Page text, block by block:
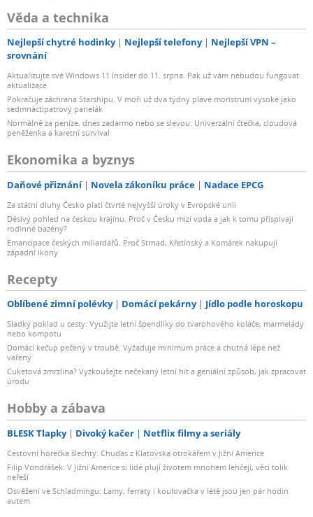
Věda a technika
Nejlepší chytré hodinky Nejlepší telefony
Nejlepší VPN –
srovnání
Aktualizujte své Windows 11 Insider do 11. srpna. Pak už vám nebudou fungovat
aktualizace
Pokračuje záchrana Starshipu. V moři už dva týdny plave monstrum vysoké jako
sedmnáctipatrový panelák
Normálně za peníze, dnes zadarmo nebo se slevou: Univerzální čtečka, cloudová
peněženka a karetní survival
Ekonomika a byznys
Daňové přiznání Novela zákoníku práce Nadace EPCG
Za státní dluhy Česko platí čtvrté nejvyšší úroky v Evropské unii
Děsivý pohled na českou krajinu. Proč v Česku mizí voda a jak k tomu přispívají
rodinné bazény?
Emancipace českých miliardářů. Proč Strnad, Křetínský a Komárek nakupují
západní ikony
Recepty
Oblíbené zimní polévky Domácí pekárny Jídlo podle horoskopu
Sladký poklad u cesty: Využijte letní špendlíky do tvarohového koláče, marmelády
nebo kompotu
Domácí kečup pečený v troubě: Vyžaduje minimum práce a chutná lépe než
vařený
Cuketová zmrzlina? Vyzkoušejte nečekaný letní hit a geniální způsob, jak zpracovat
úrodu
Hobby a zábava
BLESK Tlapky Divoký kačer Netflix filmy a seriály
Cestovní horečka šlechty: Chuďas z Klatovska otrokářem v Jižní Americe
Filip Vondrášek: V Jižní Americe si lidé plují životem mnohem lehčeji, věci tolik
neřeší
Osvěžení ve Schladmingu: Lamy, ferraty i koulovačka v létě jsou jen pár hodin
autem